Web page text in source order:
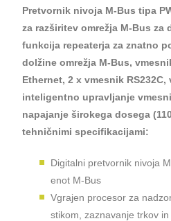
Pretvornik nivoja M-Bus tipa
za razširitev omrežja M-Bus za
funkcija repeaterja za znatno
dolžine omrežja M-Bus,
Ethernet, 2 x vmesnik RS232C,
inteligentno upravljanje
napajanje širokega dosega
tehničnimi specifikacijami:
Digitalni pretvornik nivoja
enot M-Bus
Vgrajen procesor za
stikom, zaznavanje trkov